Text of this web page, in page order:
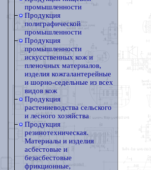
промышленности
Продукция
полиграфической
промышленности
Продукция
промышленности
искусственных кож и
пленочных материалов,
изделия кожгалантерейные
и шорно-седельные из всех
видов кож
Продукция
растениеводства сельского
и лесного хозяйства
Продукция
резинотехническая.
Материалы и изделия
асбестовые и
безасбестовые
фрикционные,